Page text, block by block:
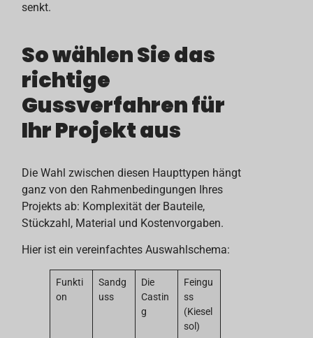
senkt.
So wählen Sie das
richtige
Gussverfahren für
Ihr Projekt aus
Die Wahl zwischen diesen Haupttypen hängt
ganz von den Rahmenbedingungen Ihres
Projekts ab: Komplexität der Bauteile,
Stückzahl, Material und Kostenvorgaben.
Hier ist ein vereinfachtes Auswahlschema:
Funkti
on
Sandg
uss
Die
Castin
g
Feingu
ss
(Kiesel
sol)